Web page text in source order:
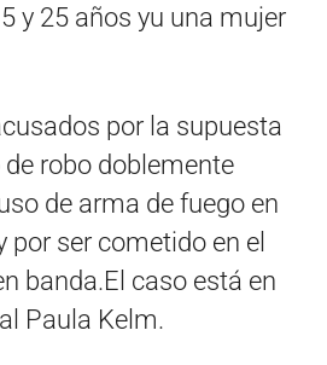
y 25 años yu una mujer
por la supuesta
robo doblemente
de arma de fuego en
ser cometido en el
banda.El caso está en
Paula Kelm.